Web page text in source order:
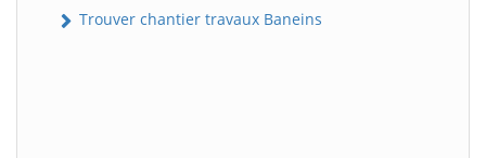
Trouver chantier travaux Baneins